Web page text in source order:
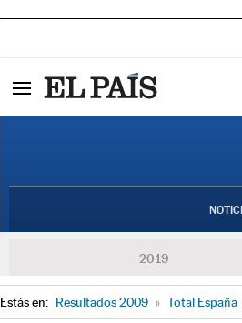
2019
Estás en: Resultados 2009 » Total España